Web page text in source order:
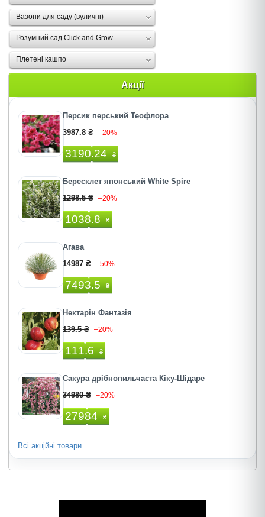
Вазони для саду (вуличні)
Розумний сад Click and Grow
Плетені кашпо
Акції
Персик перський Теофлора
3987.8 ₴ –20%
3190.24 ₴
Бересклет японський White Spire
1298.5 ₴ –20%
1038.8 ₴
Агава
14987 ₴ –50%
7493.5 ₴
Нектарін Фантазія
139.5 ₴ –20%
111.6 ₴
Сакура дрібнопильчаста Кіку-Шідаре
34980 ₴ –20%
27984 ₴
Всі акційні товари